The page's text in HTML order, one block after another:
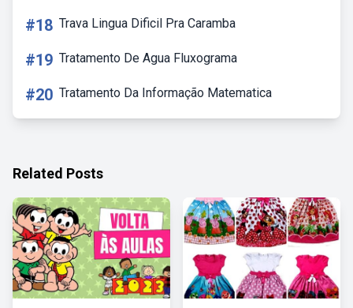
#18 Trava Lingua Dificil Pra Caramba
#19 Tratamento De Agua Fluxograma
#20 Tratamento Da Informação Matematica
Related Posts